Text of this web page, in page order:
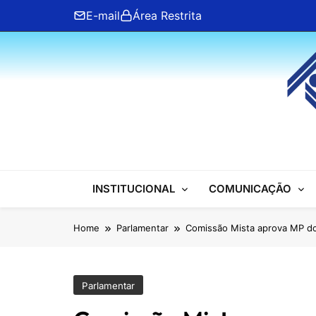
content
E-mail Área Restrita
ANFIP Nacional
INSTITUCIONAL COMUNICAÇÃO
Home Parlamentar Comissão Mista aprova MP
Parlamentar